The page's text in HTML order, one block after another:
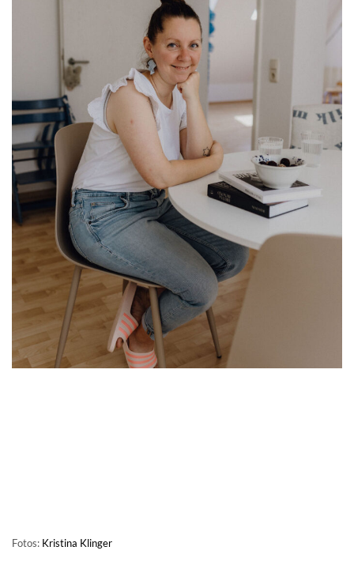
Fotos: Kristina Klinger